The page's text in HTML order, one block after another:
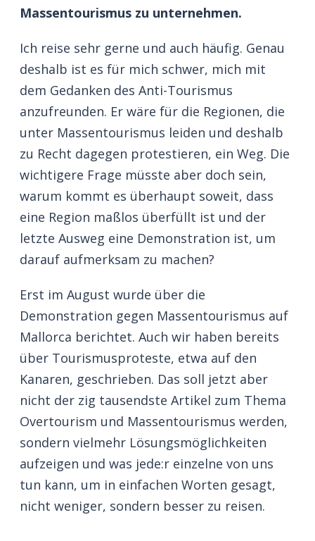
Massentourismus zu unternehmen.
Ich reise sehr gerne und auch häufig. Genau
deshalb ist es für mich schwer, mich mit
dem Gedanken des Anti-Tourismus
anzufreunden. Er wäre für die Regionen, die
unter Massentourismus leiden und deshalb
zu Recht dagegen protestieren, ein Weg. Die
wichtigere Frage müsste aber doch sein,
warum kommt es überhaupt soweit, dass
eine Region maßlos überfüllt ist und der
letzte Ausweg eine Demonstration ist, um
darauf aufmerksam zu machen?
Erst im August wurde über die
Demonstration gegen Massentourismus auf
Mallorca berichtet. Auch wir haben bereits
über Tourismusproteste, etwa auf den
Kanaren, geschrieben. Das soll jetzt aber
nicht der zig tausendste Artikel zum Thema
Overtourism und Massentourismus werden,
sondern vielmehr Lösungsmöglichkeiten
aufzeigen und was jede:r einzelne von uns
tun kann, um in einfachen Worten gesagt,
nicht weniger, sondern besser zu reisen.